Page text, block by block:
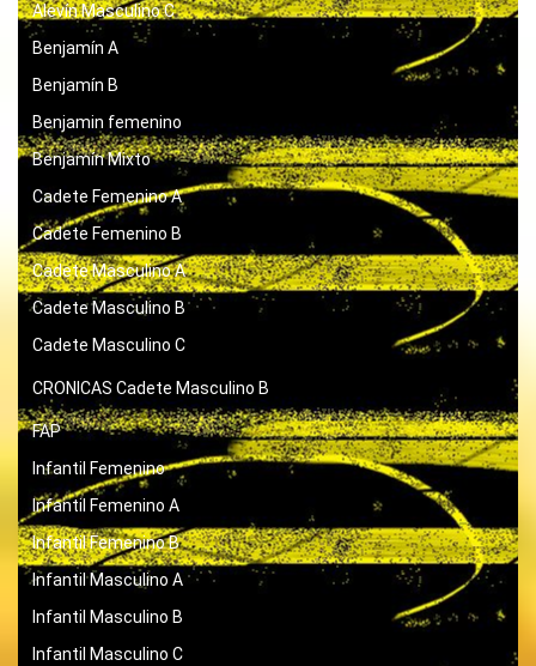
Alevín Masculino C
Benjamín A
Benjamín B
Benjamin femenino
Benjamín Mixto
Cadete Femenino A
Cadete Femenino B
Cadete Masculino A
Cadete Masculino B
Cadete Masculino C
CRONICAS Cadete Masculino B
FAP
Infantil Femenino
Infantil Femenino A
Infantil Femenino B
Infantil Masculino A
Infantil Masculino B
Infantil Masculino C